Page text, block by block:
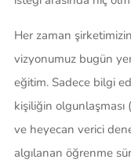
Her zaman
vizyonumuz bugün
eğitim. Sadece bilgi
kişiliğin
ve heyecan verici
algılanan öğrenme